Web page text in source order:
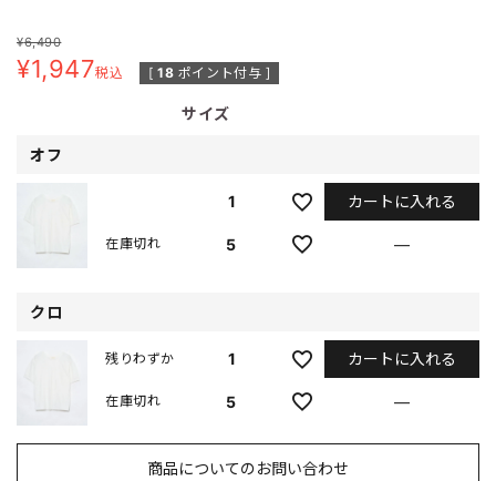
¥6,490
¥1,947税込 [ 18 ポイント付与 ]
サイズ
オフ
1 カートに入れる
5
在庫切れ —
クロ
1
残りわずか カートに入れる
5
在庫切れ —
商品についてのお問い合わせ